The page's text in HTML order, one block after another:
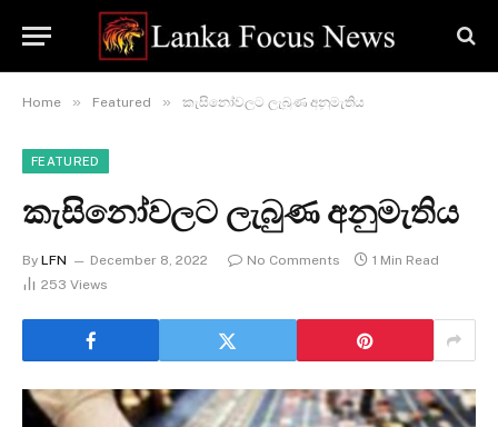
Home » Featured » කැසිනෝවලට ලැබුණ අනුමැතිය
FEATURED
කැසිනෝවලට ලැබුණ අනුමැතිය
By LFN December 8, 2022 No Comments
1 Min Read
253 Views